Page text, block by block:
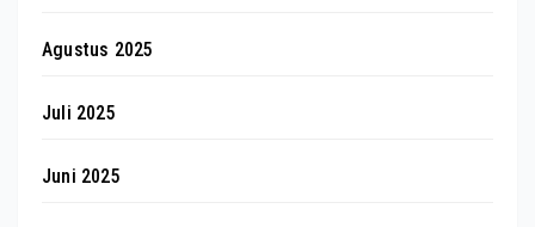
Agustus 2025
Juli 2025
Juni 2025